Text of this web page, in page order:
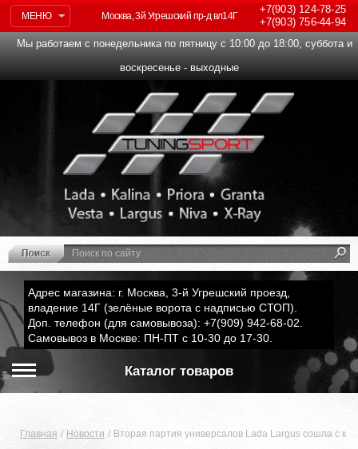
МЕНЮ
+7(903)124-78-25
+7(903)756-44-94
Москва, 3й Угрешский пр-д вл14Г
Мы работаем с понедельника по пятницу с 10:00 до 18:00, суббота и
воскресенье - выходные
Адрес магазина: г. Москва, 3-й Угрешский проезд,
владение 14Г (зелёные ворота с надписью СТОП).
Доп. телефон (для самовывоза): +7(909) 942-68-02.
Самовывоз в Москве: ПН-ПТ с 10-30 до 17-30.
Каталог товаров
Главная Новости Вторая партия универсалов Lada Largus сошла с